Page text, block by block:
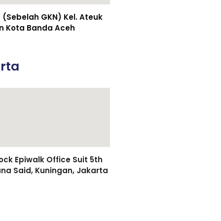
GKN) Kel. Ateuk
Kota Banda Aceh
Epiwalk Office Suit 5th
Said, Kuningan, Jakarta